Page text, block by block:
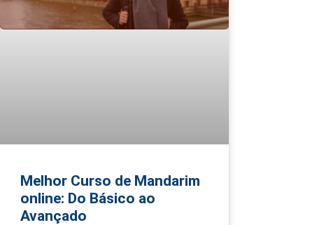
Melhor Curso de Mandarim
online: Do Básico ao
Avançado